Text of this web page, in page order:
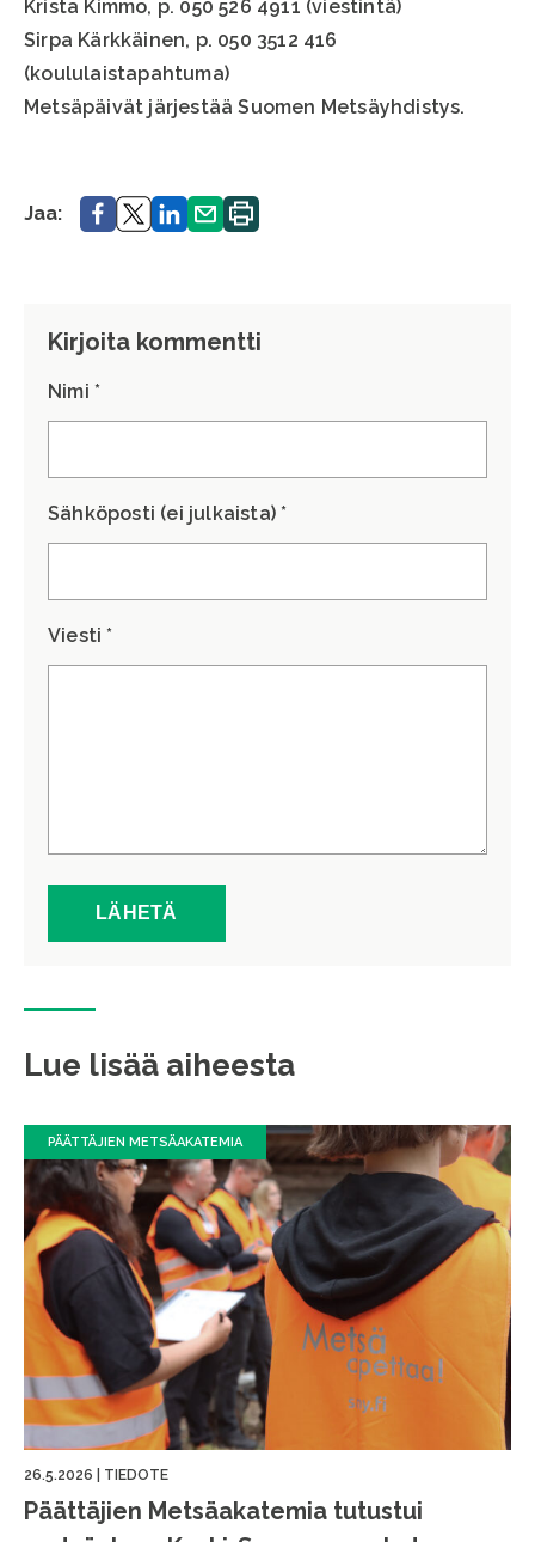
Krista Kimmo, p. 050 526 4911 (viestintä)
Sirpa Kärkkäinen, p. 050 3512 416
(koululaistapahtuma)
Metsäpäivät järjestää Suomen Metsäyhdistys.
Jaa: Jaa. Jaa.Jaa. Jaa. Tulosta
sivu.
Kirjoita kommentti
Nimi *
Sähköposti (ei julkaista) *
Viesti *
Lue lisää aiheesta
PÄÄTTÄJIEN METSÄAKATEMIA
26.5.2026 TIEDOTE
Päättäjien Metsäakatemia tutustui